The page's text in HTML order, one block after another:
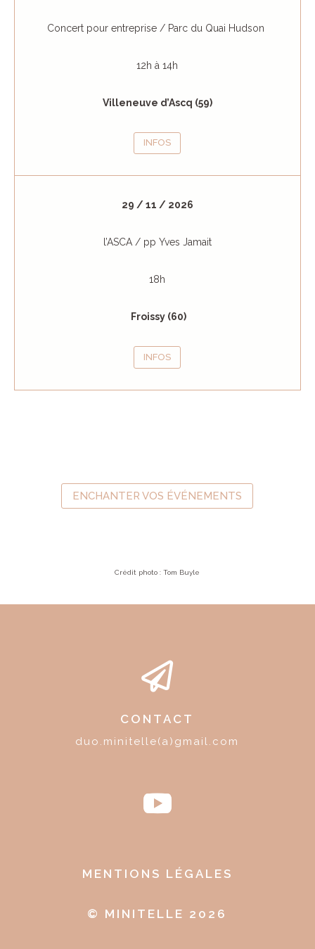
Concert pour entreprise / Parc du Quai Hudson
12h à 14h
Villeneuve d’Ascq (59)
INFOS
29 / 11 / 2026
l’ASCA / pp Yves Jamait
18h
Froissy (60)
INFOS
ENCHANTER VOS ÉVÉNEMENTS
Crédit photo : Tom Buyle

CONTACT
duo.minitelle(a)gmail.com
MENTIONS LÉGALES
© MINITELLE 2026